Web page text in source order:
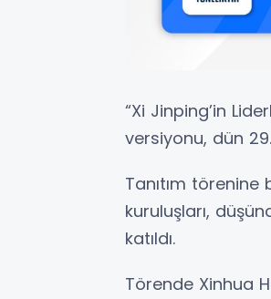
“Xi Jinping’in
versiyonu, dün
Tanıtım
kuruluşları,
katıldı.
Törende Xinhua